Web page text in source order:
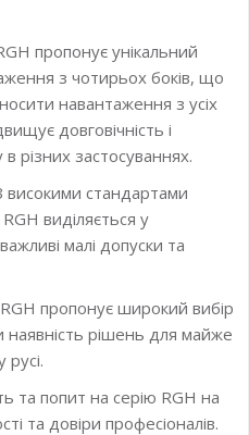
пропонує унікальний
з чотирьох боків, що
навантаження з усіх
довговічність і
різних застосуваннях.
високими стандартами
виділяється у
малі допуски та
пропонує широкий вибір
наявність рішень для майже
та попит на серію RGH на
та довіри професіоналів.